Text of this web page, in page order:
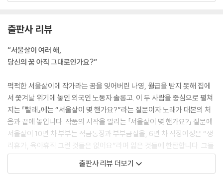
어디, 어느 방에 두고 왔는지
기억이 안 나요
--- p.29
빨래가 바람에 마르는 동안
이 생각 저 생각 끝에
엄마 생각……
엄마랑 같이 옥상에 널었던 빨래
난 빨래를 하면서
얼룩 같은 어제를 지우고
먼지 같은 오늘을 털어내고
출판사 리뷰
“서울살이 여러 해,
당신의 꿈 아직 그대로인가요?”
퍽퍽한 서울살이에 작가라는 꿈을 잊어버린 나영, 월급을 받지 못해 집에
서 쫓겨날 위기에 놓인 외국인 노동자 솔롱고. 이 두 사람을 중심으로 펼쳐
지는 『빨래』에는 “서울살이 몇 핸가요?”라는 질문이자 노래가 대본의 처
음과 끝에 놓입니다. 작품의 시작을 알리는 「서울살이 몇 핸가요?」 질문에
서울살이 10년 차 부부는 적금통장과 부부금실을, 6년 차 직장여성은 “생
리휴가, 육아휴직 그런 것들은 없어요”라며 잃은 것들에 한탄합니다. 그들
의 마지막 노래, 「서울살이 몇 핸가요─리프라이즈」엔 사랑하는 사람에게
서 배운 “고마워, 잘 지내, 또 만나요”가, “새겨질 방 찾아 떠돈 시간” 동안
출판사 리뷰 더보기